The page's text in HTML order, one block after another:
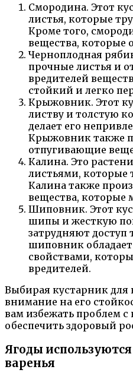
Смородина. Этот
листья, которые
Кроме того,
вещества, которые
Черноплодная
прочные листья и
вредителей
стойкий и легко
Крыжовник. Этот
листву и толстую
делает его
Крыжовник также
отпугивающие
Калина. Это
листьями, которые
Калина также
вещества, которые
Шиповник. Этот
шипы и жесткую
затрудняют доступ
шиповник
свойствами,
вредителей.
Выбирая кустарник для
внимание на его
вам избежать проблем с
обеспечить здоровый
Ягоды
варенья